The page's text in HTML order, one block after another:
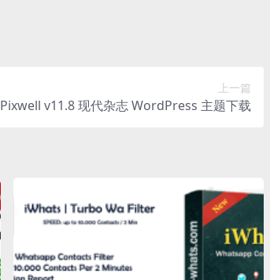
上一篇
Pixwell v11.8 现代杂志 WordPress 主题下载